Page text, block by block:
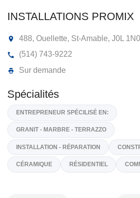
INSTALLATIONS PROMIX
488, Ouellette, St-Amable,
(514) 743-9222
Sur demande
Spécialités